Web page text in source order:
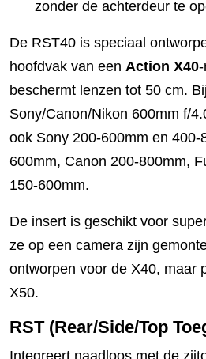
zonder de achterdeur te
De RST40 is speciaal
hoofdvak van een Action X40
beschermt lenzen tot 50 cm.
Sony/Canon/Nikon 600mm f/
ook Sony 200-600mm en 400-
600mm, Canon 200-800mm,
150-600mm.
De insert is geschikt voor
ze op een camera zijn
ontworpen voor de X40, maar
X50.
RST (Rear/Side/Top
Integreert naadloos met de